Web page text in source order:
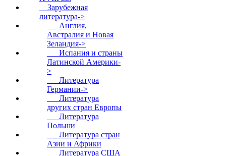
Зарубежная
литература->
Англия,
Австралия и Новая
Зеландия->
Испания и страны
Латинской Америки-
>
Литература
Германии->
Литература
других стран Европы
Литература
Польши
Литература стран
Азии и Африки
Литература США